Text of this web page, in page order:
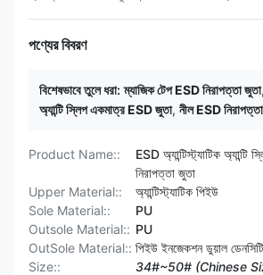
পণ্যের বিবরণ
বিশেষভাবে তুলে ধরা: ম্যাজিক টেপ ESD নিরাপত্তা জুতা,
অ্যান্টি স্লিপ একমাত্র ESD জুতা, নীল ESD
Product Name::
ESD অ্যান্টিস্ট্যাটিক অ্যান্টি
নিরাপত্তা জুতা
Upper Material::
অ্যান্টিস্ট্যাটিক পিইউ
Sole Material::
PU
Outsole Material:: PU
OutSole Material:: পিইউ ইনজেকশন ডুয়াল ডেনসিটি
Size::
34#~50# (Chinese